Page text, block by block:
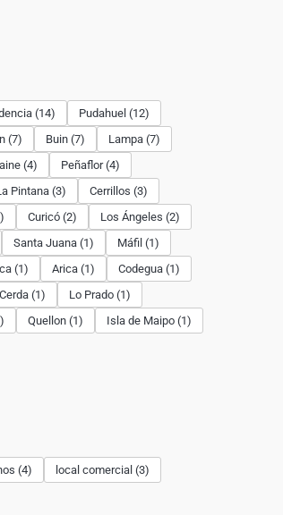
(14)
Pudahuel (12)
(7) Buin (7)
Lampa (7)
(4)
Peñaflor (4)
Pintana (3)
Cerrillos (3)
Curicó (2)
Los Ángeles (2)
Santa Juana (1)
Máfil (1)
(1) Arica (1)
Codegua (1)
(1)
Lo Prado (1)
Quellon (1)
Isla de Maipo (1)
(4)
local comercial (3)